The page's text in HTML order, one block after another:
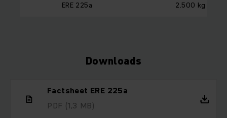
ERE 225a 2.500 kg
Downloads
Factsheet ERE 225a
PDF (1,3 MB)